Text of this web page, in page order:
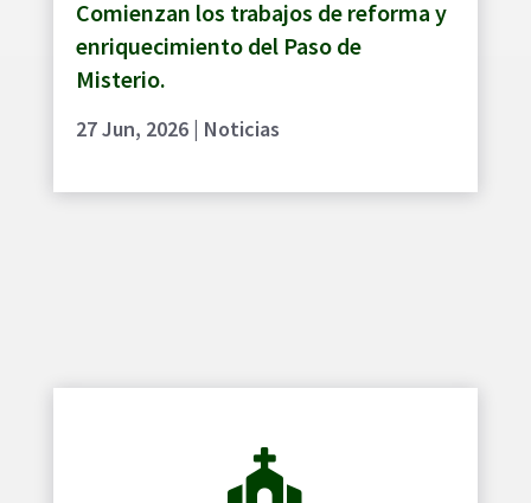
Comienzan los trabajos de reforma y
enriquecimiento del Paso de
Misterio.
27 Jun, 2026| Noticias
